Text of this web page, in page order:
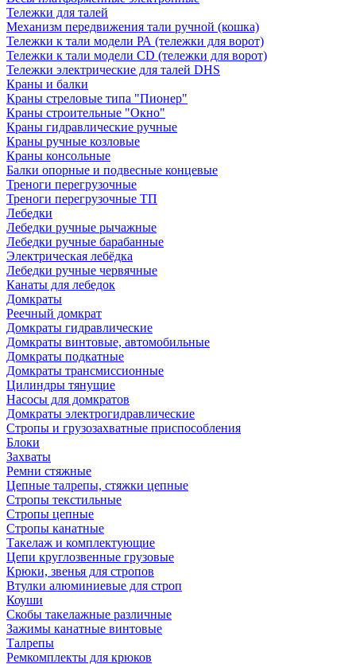
Тележки для талей
Механизм передвижения тали ручной (кошка)
Тележки к тали модели РА (тележки для ворот)
Тележки к тали модели CD (тележки для ворот)
Тележки электрические для талей DHS
Краны и балки
Краны стреловые типа "Пионер"
Краны строительные "Окно"
Краны гидравлические ручные
Краны ручные козловые
Краны консольные
Балки опорные и подвесные концевые
Треноги перегрузочные
Треноги перегрузочные ТП
Лебедки
Лебедки ручные рычажные
Лебедки ручные барабанные
Электрическая лебёдка
Лебедки ручные червячные
Канаты для лебедок
Домкраты
Реечный домкрат
Домкраты гидравлические
Домкраты винтовые, автомобильные
Домкраты подкатные
Домкраты трансмиссионные
Цилиндры тянущие
Насосы для домкратов
Домкраты электрогидравлические
Стропы и грузозахватные приспособления
Блоки
Захваты
Ремни стяжные
Цепные талрепы, стяжки цепные
Стропы текстильные
Стропы цепные
Стропы канатные
Такелаж и комплектующие
Цепи круглозвенные грузовые
Крюки, звенья для стропов
Втулки алюминиевые для строп
Коуши
Скобы такелажные различные
Зажимы канатные винтовые
Талрепы
Ремкомплекты для крюков